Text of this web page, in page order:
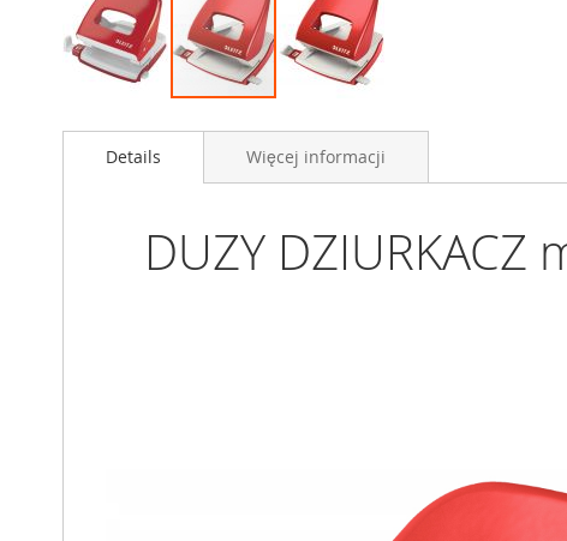
na
początekDetails
DUZY
Więcej informacji